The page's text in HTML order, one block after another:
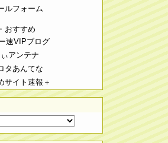
ルフォーム
・おすすめ
速VIPブログ
ぃアンテナ
タあんてな
サイト速報＋